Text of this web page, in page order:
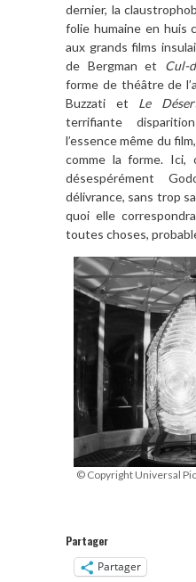
dernier, la
folie humaine en huis
aux grands films
de Bergman et Cul-
forme de théâtre de
Buzzati et Le
terrifiante
l’essence même du
comme la forme. Ici,
désespérément
délivrance, sans trop
quoi elle
toutes choses,
© Copyright Universal
Partager
Partager